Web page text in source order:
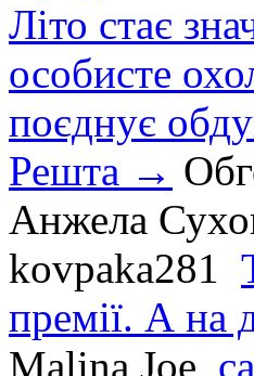
Літо стає
особисте
поєднує
Решта →
Анжела
kovpaka281
премії. А на
Malina Joe